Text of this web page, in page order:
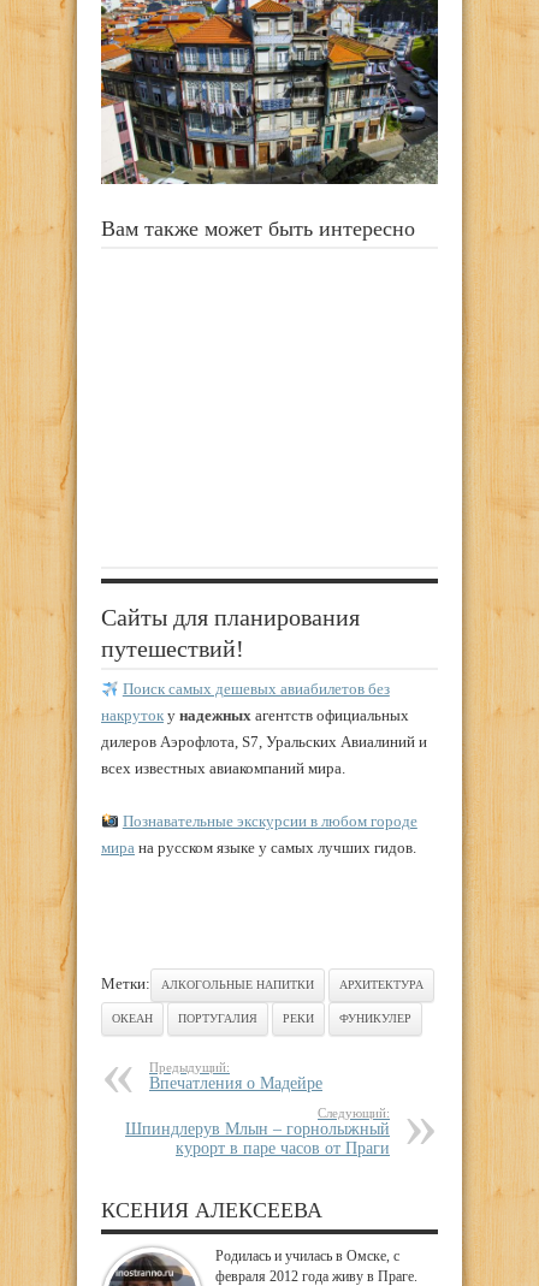
Вам также может быть интересно
Сайты для планирования
путешествий!
Поиск самых дешевых авиабилетов без
накруток у надежных агентств официальных
дилеров Аэрофлота, S7, Уральских Авиалиний и
всех известных авиакомпаний мира.
Познавательные экскурсии в любом городе
мира на русском языке у самых лучших гидов.
Метки: АЛКОГОЛЬНЫЕ НАПИТКИ АРХИТЕКТУРА
ОКЕАН ПОРТУГАЛИЯ РЕКИ ФУНИКУЛЕР
Предыдущий:
Впечатления о Мадейре
Следующий:
Шпиндлерув Млын – горнолыжный
курорт в паре часов от Праги
КСЕНИЯ АЛЕКСЕЕВА
Родилась и училась в Омске, с
февраля 2012 года живу в Праге.